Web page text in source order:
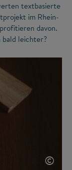
textbasierte
im Rhein-
davon.
bald leichter?
©